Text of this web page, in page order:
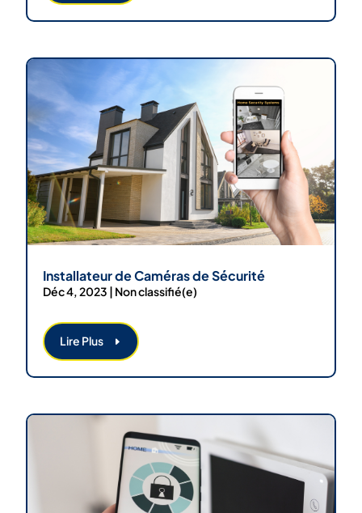
Installateur de Caméras de Sécurité
Déc 4, 2023 | Non classifié(e)
Lire Plus